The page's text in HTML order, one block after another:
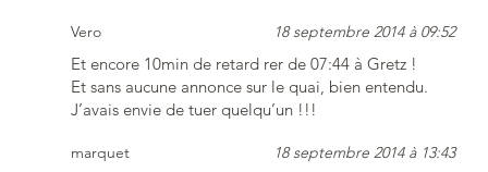
Vero 18 septembre 2014 à 09:52
Et encore 10min de retard rer de 07:44 à Gretz !
Et sans aucune annonce sur le quai, bien entendu.
J’avais envie de tuer quelqu’un !!!
marquet 18 septembre 2014 à 13:43